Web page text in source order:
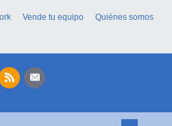
Vende tu equipo
Quiénes somos